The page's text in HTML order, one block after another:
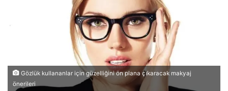
Gözlük kullananlar için güzelliğini ön plana çıkaracak makyaj
önerileri